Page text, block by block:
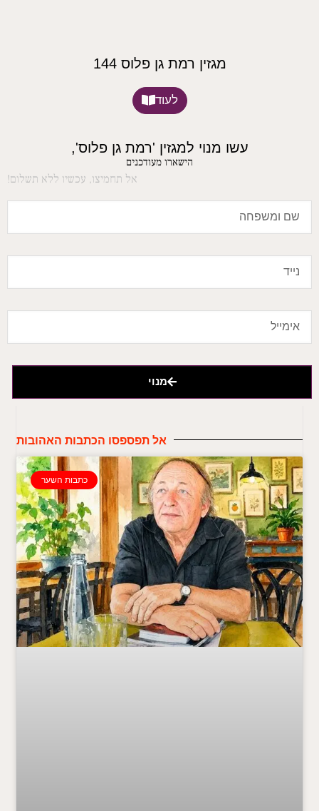
מגזין רמת גן פלוס 144
לעוד
עשו מנוי למגזין 'רמת גן פלוס',
הישארו מעודכנים
אל תחמיצו, עכשיו ללא תשלום!
מנוי
אל תפספסו הכתבות האהובות
כתבות השער